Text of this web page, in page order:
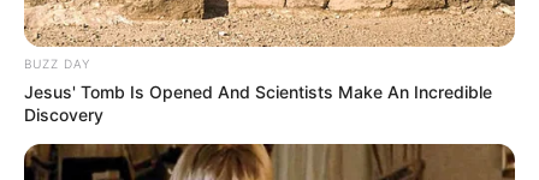
BUZZ DAY
Jesus' Tomb Is Opened And Scientists Make An Incredible
Discovery